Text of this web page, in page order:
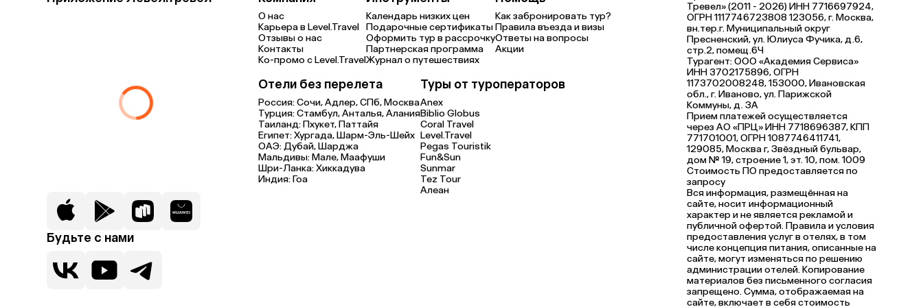
Будьте с нами
О нас
Карьера в Level.Travel
Отзывы о нас
Контакты
Ко-промо с Level.Travel
Календарь низких цен
Подарочные сертификаты
Оформить тур в рассрочку
Партнерская программа
Журнал о путешествиях
Как забронировать тур?
Правила въезда и визы
Ответы на вопросы
Акции
Отели без перелета
Россия:Сочи,Адлер,СПб,Москва
Турция:Стамбул,Анталья,Алания
Таиланд:Пхукет,Паттайя
Египет:Хургада,Шарм-Эль-Шейх
ОАЭ:Дубай,Шарджа
Мальдивы:Мале,Маафуши
Шри-Ланка:Хиккадува
Индия:Гоа
Туры от туроператоров
Anex
Biblio Globus
Coral Travel
Level.Travel
Pegas Touristik
Fun&Sun
Sunmar
Tez Tour
Алеан
Тревел» (2011 - 2026) ИНН 7716697924,
ОГРН 1117746723808 123056, г. Москва,
вн.тер.г. Муниципальный округ
Пресненский, ул. Юлиуса Фучика, д.6,
стр.2, помещ.6Ч
Турагент: ООО «Академия Сервиса»
ИНН 3702175896, ОГРН
1173702008248, 153000, Ивановская
обл., г. Иваново, ул. Парижской
Коммуны, д. ЗА
Прием платежей осуществляется
через АО «ПРЦ» ИНН 7718696387, КПП
771701001, ОГРН 1087746411741,
129085, Москва г, Звёздный бульвар,
дом № 19, строение 1, эт. 10, пом. 1009
Стоимость ПО предоставляется по
запросу
Вся информация, размещённая на
сайте, носит информационный
характер и не является рекламой и
публичной офертой. Правила и условия
предоставления услуг в отелях, в том
числе концепция питания, описанные на
сайте, могут изменяться по решению
администрации отелей. Копирование
материалов без письменного согласия
запрещено. Сумма, отображаемая на
сайте, включает в себя стоимость